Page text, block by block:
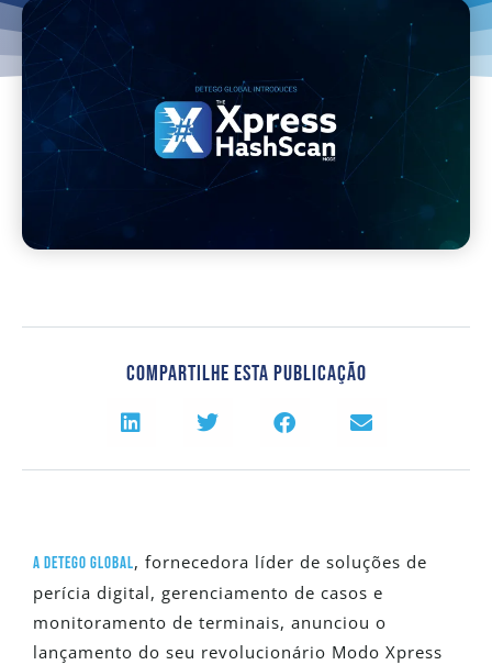
Compartilhe Esta Publicação
A Detego Global, fornecedora líder de soluções de
perícia digital, gerenciamento de casos e
monitoramento de terminais, anunciou o
lançamento do seu revolucionário Modo Xpress